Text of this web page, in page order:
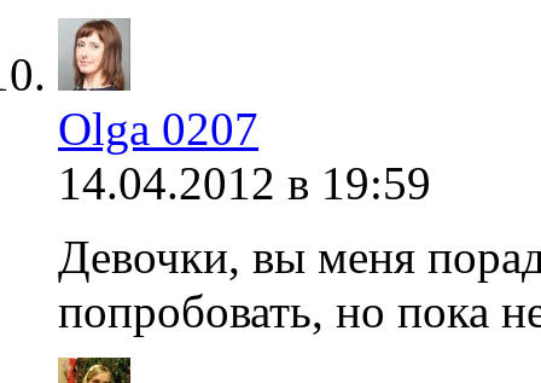
Olga 0207
14.04.2012 в 19:59
Девочки, вы меня
попробовать, но пока